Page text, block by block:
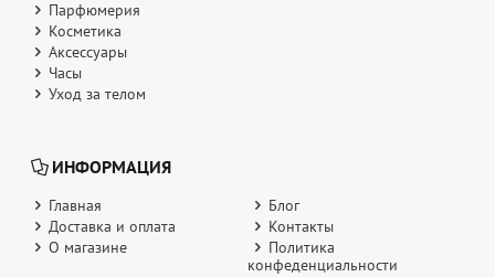
Парфюмерия
Косметика
Аксессуары
Часы
Уход за телом
ИНФОРМАЦИЯ
Главная
Блог
Доставка и оплата
Контакты
О магазине
Политика
конфеденциальности